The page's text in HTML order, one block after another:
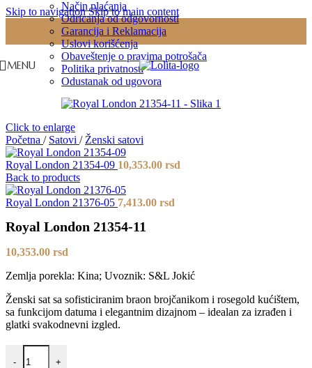
Skip to navigationSkip to main content
Način plaćanja
Odricanja od odgovornosti
Garancija i Reklamacija
Uslovi korišćenja
Obaveštenje o pravima potrošača
Politika privatnosti
Odustanak od ugovora
MENU
Click to enlarge
Početna / Satovi / Ženski satovi
Royal London 21354-09 10,353.00 rsd
Back to products
Royal London 21376-05 7,413.00 rsd
Royal London 21354-11
10,353.00 rsd
Zemlja porekla: Kina; Uvoznik: S&L Jokić
Ženski sat sa sofisticiranim braon brojčanikom i rosegold kućištem,
sa funkcijom datuma i elegantnim dizajnom – idealan za izrađen i
glatki svakodnevni izgled.
-
Royal London 21354-11 količina
+